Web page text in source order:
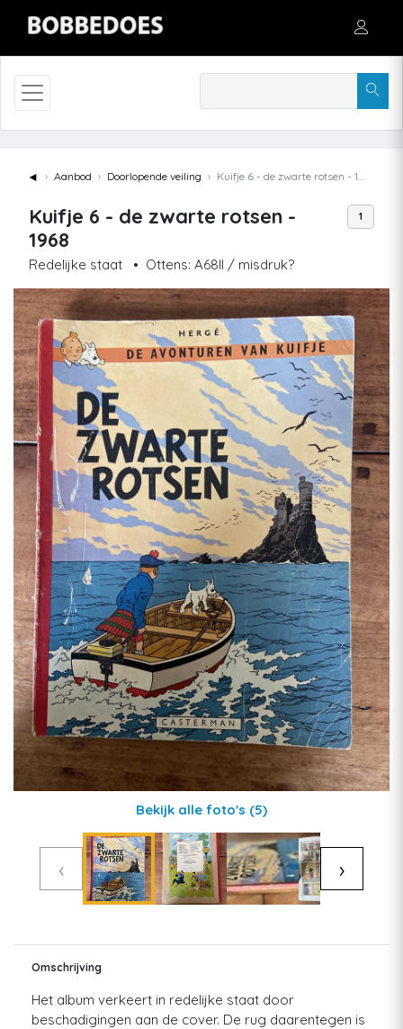
◄ Aanbod Doorlopende veiling Kuifje 6 - de zwarte rotsen - 1968
Kuifje 6 - de zwarte rotsen -
1968
Redelijke staat • Ottens: A68II / misdruk?
1
Bekijk alle foto's (5)
‹ ›
Omschrijving
Het album verkeert in redelijke staat door
beschadigingen aan de cover. De rug daarentegen is